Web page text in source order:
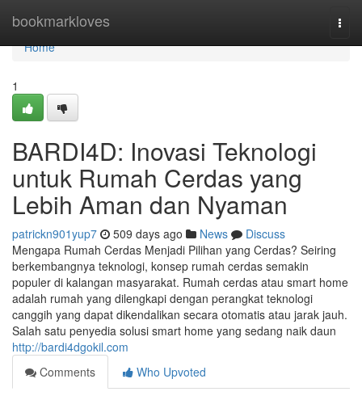
bookmarkloves
Home
Home
1
BARDI4D: Inovasi Teknologi
untuk Rumah Cerdas yang
Lebih Aman dan Nyaman
patrickn901yup7 509 days ago News
Discuss
Mengapa Rumah Cerdas Menjadi Pilihan yang Cerdas? Seiring
berkembangnya teknologi, konsep rumah cerdas semakin
populer di kalangan masyarakat. Rumah cerdas atau smart home
adalah rumah yang dilengkapi dengan perangkat teknologi
canggih yang dapat dikendalikan secara otomatis atau jarak jauh.
Salah satu penyedia solusi smart home yang sedang naik daun
http://bardi4dgokil.com
Comments
Who Upvoted